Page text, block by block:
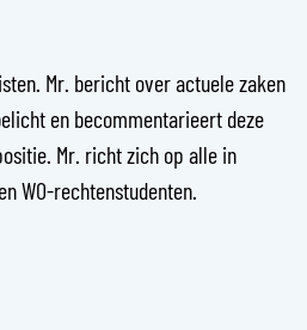
Mr. bericht over actuele zaken
en becommentarieert deze
Mr. richt zich op alle in
WO-rechtenstudenten.